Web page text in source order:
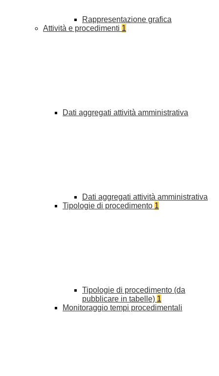
Rappresentazione grafica
Attività e procedimenti 1
Dati aggregati attività amministrativa
Dati aggregati attività amministrativa
Tipologie di procedimento 1
Tipologie di procedimento (da
pubblicare in tabelle) 1
Monitoraggio tempi procedimentali